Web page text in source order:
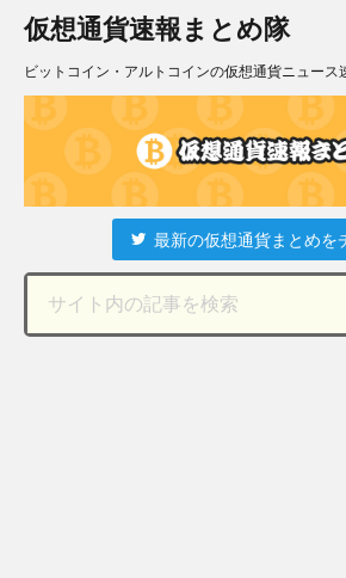
仮想通貨速報まとめ隊
ビットコイン・アルトコインの仮想通貨ニュース
最新の仮想通貨まとめを